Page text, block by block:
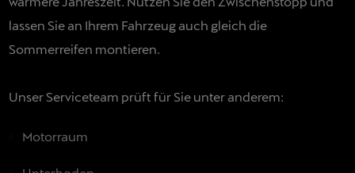
lassen Sie an Ihrem Fahrzeug auch gleich die
Sommerreifen montieren.
Unser Serviceteam prüft für Sie unter anderem:
Motorraum